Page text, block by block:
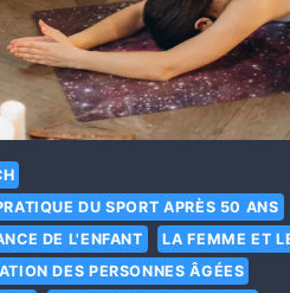
DU SPORT APRÈS 50 ANS
DE L'ENFANT
LA FEMME ET
DES PERSONNES ÂGÉES